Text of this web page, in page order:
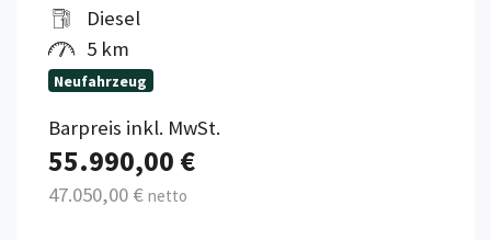
Diesel
5 km
Neufahrzeug
Barpreis inkl. MwSt.
55.990,00 €
47.050,00 € netto